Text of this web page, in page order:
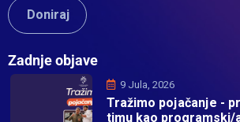
Doniraj
Zadnje objave
9 Jula, 2026
Tražimo pojačanje -
timu kao